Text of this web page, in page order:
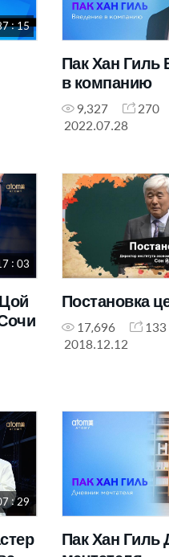
: 15
Пак Хан Гиль
в компанию
9,327 270
2022.07.28
: 03
Постановка
17,696 133
2018.12.12
: 29
Пак Хан Гиль